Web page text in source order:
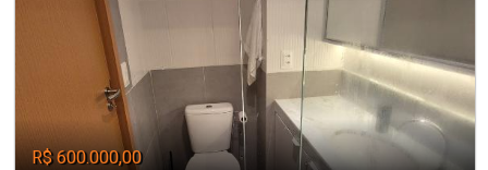
R$ 600.000,00